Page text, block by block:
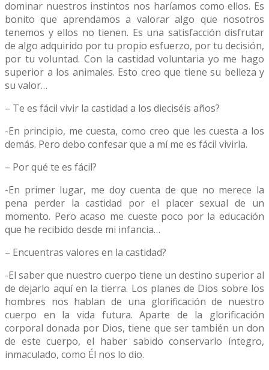
dominar nuestros instintos nos haríamos como ellos. Es
bonito que aprendamos a valorar algo que nosotros
tenemos y ellos no tienen. Es una satisfacción disfrutar
de algo adquirido por tu propio esfuerzo, por tu decisión,
por tu voluntad. Con la castidad voluntaria yo me hago
superior a los animales. Esto creo que tiene su belleza y
su valor…
– Te es fácil vivir la castidad a los dieciséis años?
-En principio, me cuesta, como creo que les cuesta a los
demás. Pero debo confesar que a mí me es fácil vivirla.
– Por qué te es fácil?
-En primer lugar, me doy cuenta de que no merece la
pena perder la castidad por el placer sexual de un
momento. Pero acaso me cueste poco por la educación
que he recibido desde mi infancia…
– Encuentras valores en la castidad?
-El saber que nuestro cuerpo tiene un destino superior al
de dejarlo aquí en la tierra. Los planes de Dios sobre los
hombres nos hablan de una glorificación de nuestro
cuerpo en la vida futura. Aparte de la glorificación
corporal donada por Dios, tiene que ser también un don
de este cuerpo, el haber sabido conservarlo íntegro,
inmaculado, como Él nos lo dio.